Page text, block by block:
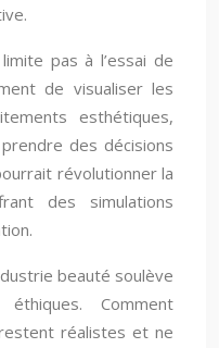
pas à l’essai de
de visualiser les
esthétiques,
des décisions
révolutionner la
des simulations
beauté soulève
Comment
réalistes et ne